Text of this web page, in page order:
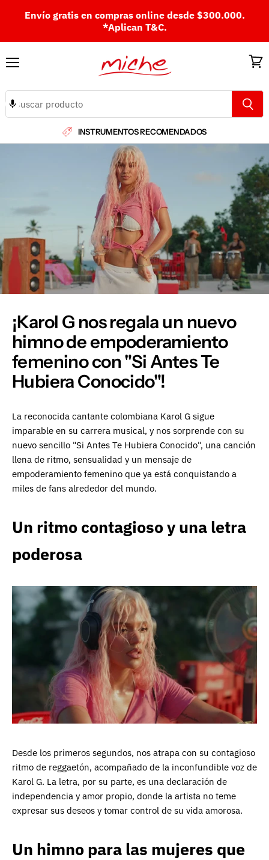
Envío gratis en compras online desde $300.000.
*Aplican T&C.
INSTRUMENTOS RECOMENDADOS
¡Karol G nos regala un nuevo
himno de empoderamiento
femenino con "Si Antes Te
Hubiera Conocido"!
La reconocida cantante colombiana Karol G sigue
imparable en su carrera musical, y nos sorprende con su
nuevo sencillo "Si Antes Te Hubiera Conocido", una canción
llena de ritmo, sensualidad y un mensaje de
empoderamiento femenino que ya está conquistando a
miles de fans alrededor del mundo.
Un ritmo contagioso y una letra
poderosa
Desde los primeros segundos, nos atrapa con su contagioso
ritmo de reggaetón, acompañado de la inconfundible voz de
Karol G. La letra, por su parte, es una declaración de
independencia y amor propio, donde la artista no teme
expresar sus deseos y tomar control de su vida amorosa.
Un himno para las mujeres que